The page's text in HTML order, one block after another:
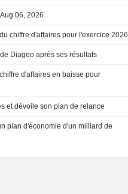
06, 2026
chiffre d'affaires pour l'exercice 2026
Diageo après ses résultats
d'affaires en baisse pour
et dévoile son plan de relance
plan d'économie d'un milliard de